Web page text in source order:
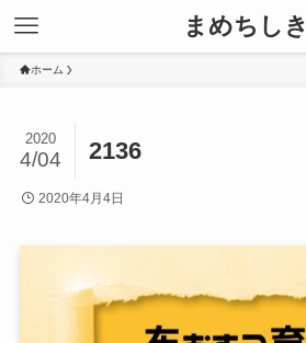
まめちしき
ホーム
2136
2020
4/04
2020年4月4日